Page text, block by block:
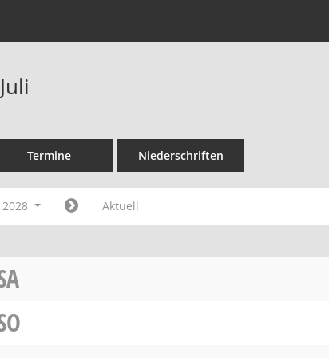
Termine Niederschriften
2028 Aktuell